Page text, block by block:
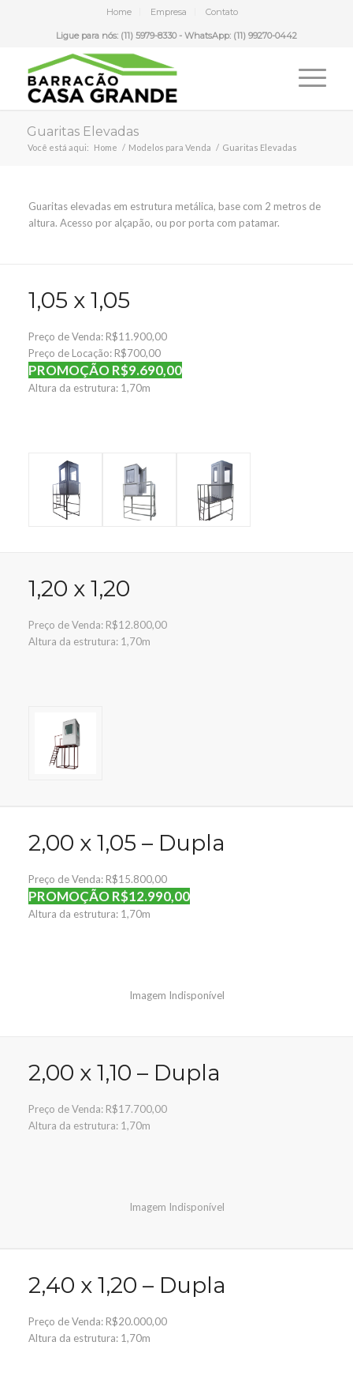
Home Empresa Contato
Ligue para nós: (11) 5979-8330 - WhatsApp: (11) 99270-0442
Guaritas Elevadas
Você está aqui: Home / Modelos para Venda / Guaritas Elevadas
Guaritas elevadas em estrutura metálica, base com 2 metros de
altura. Acesso por alçapão, ou por porta com patamar.
1,05 x 1,05
Preço de Venda: R$11.900,00
Preço de Locação: R$700,00
PROMOÇÃO R$9.690,00
Altura da estrutura: 1,70m
1,20 x 1,20
Preço de Venda: R$12.800,00
Altura da estrutura: 1,70m
2,00 x 1,05 – Dupla
Preço de Venda: R$15.800,00
PROMOÇÃO R$12.990,00
Altura da estrutura: 1,70m
Imagem Indisponível
2,00 x 1,10 – Dupla
Preço de Venda: R$17.700,00
Altura da estrutura: 1,70m
Imagem Indisponível
2,40 x 1,20 – Dupla
Preço de Venda: R$20.000,00
Altura da estrutura: 1,70m